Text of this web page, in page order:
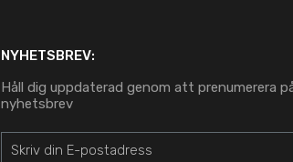
NYHETSBREV:
Håll dig uppdaterad genom att prenumerera
nyhetsbrev